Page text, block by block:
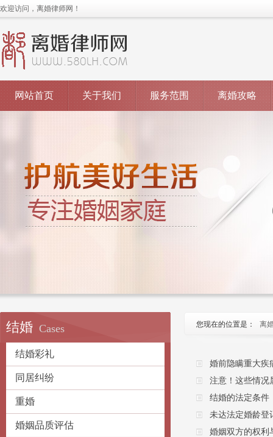
欢迎访问，离婚律师网！
网站首页 关于我们 服务范围 离婚攻略
结婚 Cases
结婚彩礼
同居纠纷
重婚
婚姻品质评估
您现在的位置是： 离
婚前隐瞒重大疾
注意！这些情况
结婚的法定条件
未达法定婚龄登
婚姻双方的权利